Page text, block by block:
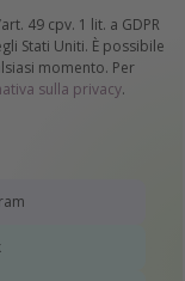
49 cpv. 1 lit. a GDPR
Stati Uniti. È possibile
momento. Per
sulla privacy.